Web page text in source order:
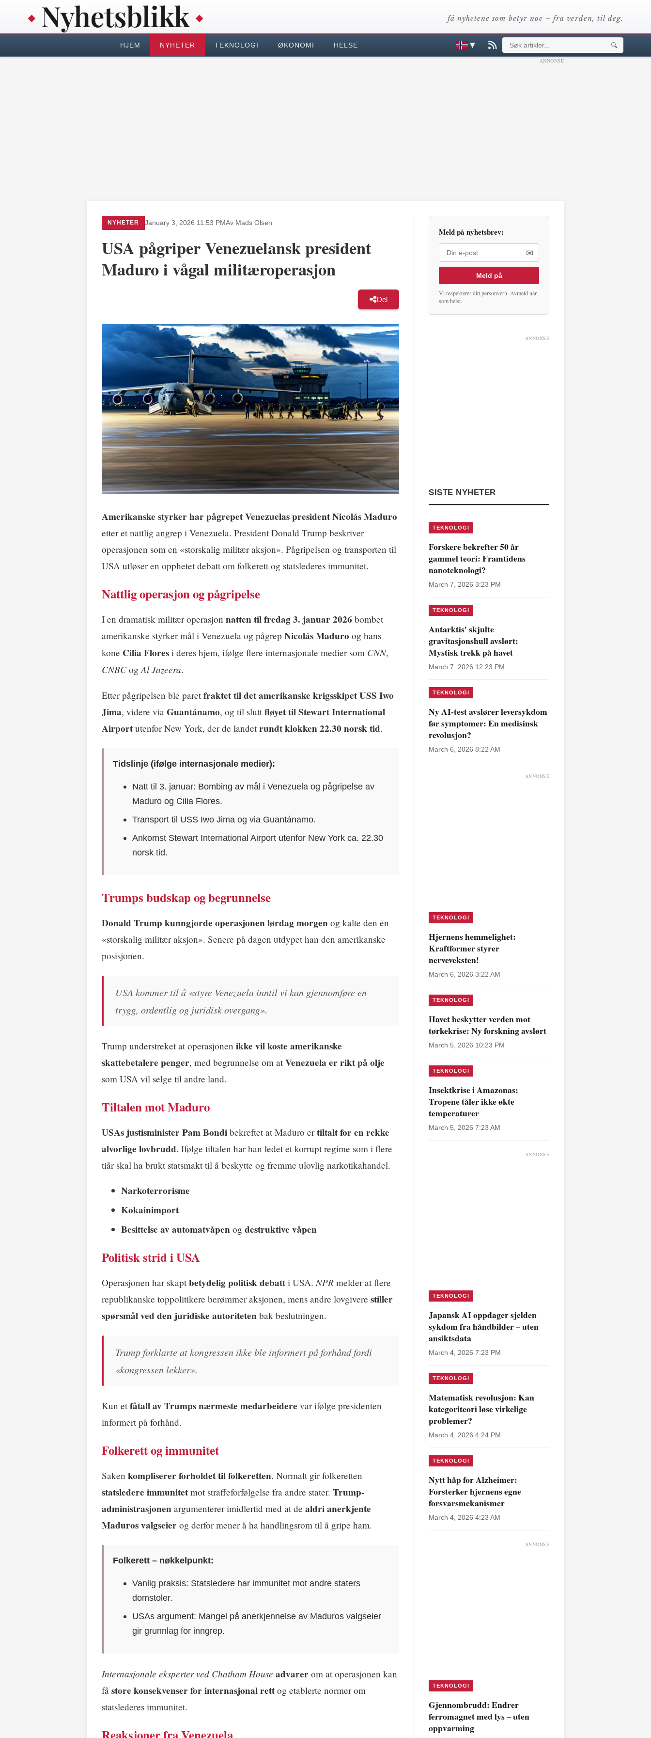
få nyhetene som betyr noe – fra verden, til deg.
HJEM NYHETER TEKNOLOGI ØKONOMI HELSE ▼ 🔍
ANNONSE
NYHETER January 3, 2026 11:53 PMAv Mads Olsen
USA pågriper Venezuelansk president
Maduro i vågal militæroperasjon
Del
Amerikanske styrker har pågrepet Venezuelas president Nicolás Maduro
etter et nattlig angrep i Venezuela. President Donald Trump beskriver
operasjonen som en «storskalig militær aksjon». Pågripelsen og transporten til
USA utløser en opphetet debatt om folkerett og statslederes immunitet.
Nattlig operasjon og pågripelse
I en dramatisk militær operasjon natten til fredag 3. januar 2026 bombet
amerikanske styrker mål i Venezuela og pågrep Nicolás Maduro og hans
kone Cilia Flores i deres hjem, ifølge flere internasjonale medier som CNN,
CNBC ogAl Jazeera.
Etter pågripelsen ble paret fraktet til det amerikanske krigsskipet USS Iwo
Jima, videre via Guantánamo, og til slutt fløyet til Stewart International
Airport utenfor New York, der de landet rundt klokken 22.30 norsk tid.
Tidslinje (ifølge internasjonale medier):
Natt til 3. januar: Bombing av mål i Venezuela og pågripelse av
Maduro og Cilia Flores.
Transport til USS Iwo Jima og via Guantánamo.
Ankomst Stewart International Airport utenfor New York ca. 22.30
norsk tid.
Trumps budskap og begrunnelse
Donald Trump kunngjorde operasjonen lørdag morgen og kalte den en
«storskalig militær aksjon». Senere på dagen utdypet han den amerikanske
posisjonen.
USA kommer til å «styre Venezuela inntil vi kan gjennomføre en
trygg, ordentlig og juridisk overgang».
Trump understreket at operasjonen ikke vil koste amerikanske
skattebetalere penger, med begrunnelse om at Venezuela er rikt på olje
som USA vil selge til andre land.
Tiltalen mot Maduro
USAs justisminister Pam Bondi bekreftet at Maduro ertiltalt for en rekke
alvorlige lovbrudd. Ifølge tiltalen har han ledet et korrupt regime som i flere
tiår skal ha brukt statsmakt til å beskytte og fremme ulovlig narkotikahandel.
Narkoterrorisme
Kokainimport
Besittelse av automatvåpen og destruktive våpen
Politisk strid i USA
Operasjonen har skapt betydelig politisk debatt i USA.NPR melder at flere
republikanske toppolitikere berømmer aksjonen, mens andre lovgivere stiller
spørsmål ved den juridiske autoriteten bak beslutningen.
Trump forklarte at kongressen ikke ble informert på forhånd fordi
«kongressen lekker».
Kun et fåtall av Trumps nærmeste medarbeidere var ifølge presidenten
informert på forhånd.
Folkerett og immunitet
Saken kompliserer forholdet til folkeretten. Normalt gir folkeretten
statsledere immunitet mot straffeforfølgelse fra andre stater. Trump-
administrasjonen argumenterer imidlertid med at de aldri anerkjente
Maduros valgseier og derfor mener å ha handlingsrom til å gripe ham.
Folkerett – nøkkelpunkt:
Vanlig praksis: Statsledere har immunitet mot andre staters
domstoler.
USAs argument: Mangel på anerkjennelse av Maduros valgseier
gir grunnlag for inngrep.
Internasjonale eksperter ved Chatham House advarer om at operasjonen kan
få store konsekvenser for internasjonal rett og etablerte normer om
statslederes immunitet.
Meld på nyhetsbrev:
✉
Meld på
Vi respekterer ditt personvern. Avmeld når
som helst.
ANNONSE
SISTE NYHETER
TEKNOLOGI
Forskere bekrefter 50 år
gammel teori: Framtidens
nanoteknologi?
March 7, 2026 3:23 PM
TEKNOLOGI
Antarktis' skjulte
gravitasjonshull avslørt:
Mystisk trekk på havet
March 7, 2026 12:23 PM
TEKNOLOGI
Ny AI-test avslører leversykdom
før symptomer: En medisinsk
revolusjon?
March 6, 2026 8:22 AM
ANNONSE
TEKNOLOGI
Hjernens hemmelighet:
Kraftformer styrer
nerveveksten!
March 6, 2026 3:22 AM
TEKNOLOGI
Havet beskytter verden mot
tørkekrise: Ny forskning avslørt
March 5, 2026 10:23 PM
TEKNOLOGI
Insektkrise i Amazonas:
Tropene tåler ikke økte
temperaturer
March 5, 2026 7:23 AM
ANNONSE
TEKNOLOGI
Japansk AI oppdager sjelden
sykdom fra håndbilder – uten
ansiktsdata
March 4, 2026 7:23 PM
TEKNOLOGI
Matematisk revolusjon: Kan
kategoriteori løse virkelige
problemer?
March 4, 2026 4:24 PM
TEKNOLOGI
Nytt håp for Alzheimer:
Forsterker hjernens egne
forsvarsmekanismer
March 4, 2026 4:23 AM
ANNONSE
TEKNOLOGI
Gjennombrudd: Endrer
ferromagnet med lys – uten
oppvarming